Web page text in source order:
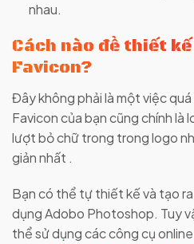
nhau.
Cách nào để thiết
Favicon?
Đây không phải là một việc
Favicon của bạn cũng chính là
lượt bỏ chữ trong trong logo
giản nhất .
Bạn có thể tự thiết kế và tạo
dụng Adobo Photoshop. Tuy
thể sử dụng các công cụ